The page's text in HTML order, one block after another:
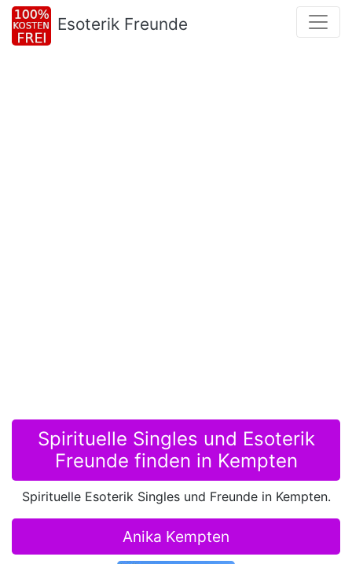
Esoterik Freunde
Spirituelle Singles und Esoterik
Freunde finden in Kempten
Spirituelle Esoterik Singles und Freunde in Kempten.
Anika Kempten